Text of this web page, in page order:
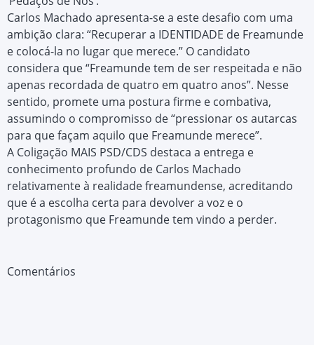
Carlos Machado apresenta-se a este desafio com uma
ambição clara: “Recuperar a IDENTIDADE de Freamunde
e colocá-la no lugar que merece.” O candidato
considera que “Freamunde tem de ser respeitada e não
apenas recordada de quatro em quatro anos”. Nesse
sentido, promete uma postura firme e combativa,
assumindo o compromisso de “pressionar os autarcas
para que façam aquilo que Freamunde merece”.
A Coligação MAIS PSD/CDS destaca a entrega e
conhecimento profundo de Carlos Machado
relativamente à realidade freamundense, acreditando
que é a escolha certa para devolver a voz e o
protagonismo que Freamunde tem vindo a perder.
Comentários